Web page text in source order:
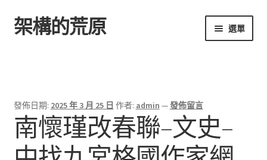
跳
至
跳
至
架構的荒原 選單
發佈日期: 2025 年 3 月 25 日 作者: admin —發佈留言
南懷瑾改春聯–文史–